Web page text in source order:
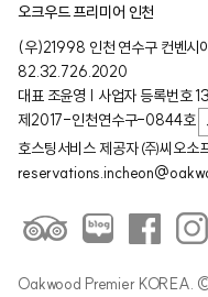
오크우드 프리미어 인천
(우)21998 인천 연수구 컨벤
82.32.726.2020
대표 조윤영 | 사업자 등록번
제2017-인천연수구-0844호
호스팅서비스 제공자 ㈜씨오소
Oakwood Premier KOREA.